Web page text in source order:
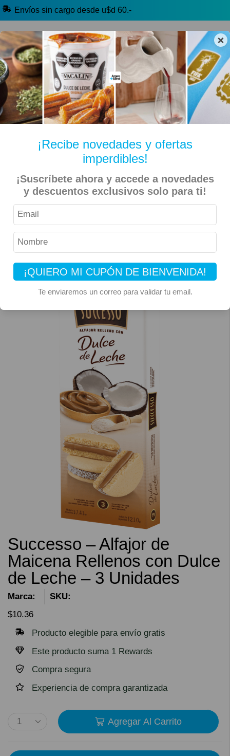
×
¡Recibe novedades y ofertas
imperdibles!
¡Suscríbete ahora y accede a novedades
y descuentos exclusivos solo para ti!
¡QUIERO MI CUPÓN DE BIENVENIDA!
Te enviaremos un correo para validar tu email.
Envíos sin cargo desde u$d 60.-
🔥 Alfajores y Golosinas
🧉 Clásicos argentinos 🏷️ Todas las categorías
Inicio Kiosko Dulce y Salado Alfajores y Conitos
Successo – Alfajor de Maicena Rellenos con Dulce de
Leche – 3 Unidades
Successo – Alfajor de
Maicena Rellenos con Dulce
de Leche – 3 Unidades
Marca:
SKU:
$10.36
Producto elegible para envío gratis
Este producto suma 1 Rewards
Compra segura
Experiencia de compra garantizada
Agregar Al Carrito